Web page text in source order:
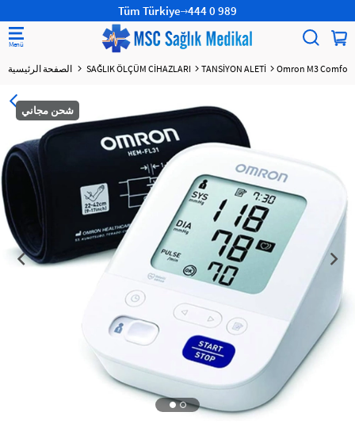
Tüm Türkiye 444 0 989
SAĞLIK ÖLÇÜM CİHAZLARI TANSİYON ALETİ Omron M3
شحن مجاني